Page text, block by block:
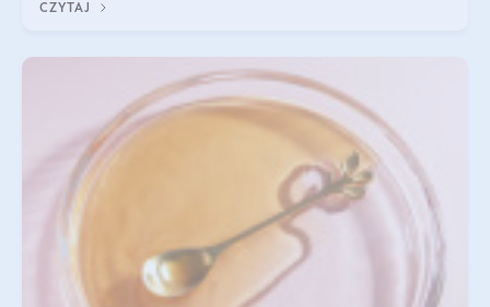
osłabienie włosów.
CZYTAJ